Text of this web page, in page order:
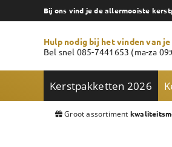
to
Bij ons vind je de allermooiste
Hulp nodig bij het vinden van
Bel snel 085-7441653 (ma-za
Kerstpakketten 2026
Groot assortiment